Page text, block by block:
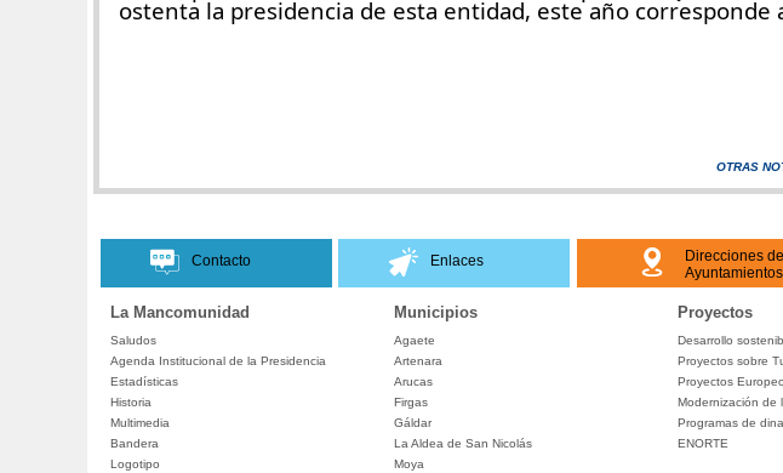
ostenta la presidencia de esta entidad, este año corresponde
OTRAS
Contacto Enlaces
Direcciones
Ayuntamientos
La Mancomunidad Municipios Proyectos
Saludos
Agenda Institucional de la Presidencia
Estadísticas
Historia
Multimedia
Bandera
Logotipo
Agaete
Artenara
Arucas
Firgas
Gáldar
La Aldea de San Nicolás
Moya
Desarrollo
Proyectos sobre
Proyectos
Modernización de
Programas de
ENORTE